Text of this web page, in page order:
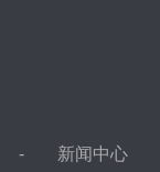
新闻中心